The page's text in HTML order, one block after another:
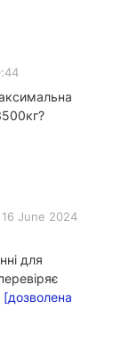
16 June 2024
для
[дозволена